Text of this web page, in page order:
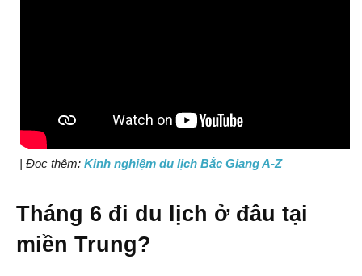
| Đọc thêm: Kinh nghiệm du lịch Bắc Giang A-Z
Tháng 6 đi du lịch ở đâu tại
miền Trung?